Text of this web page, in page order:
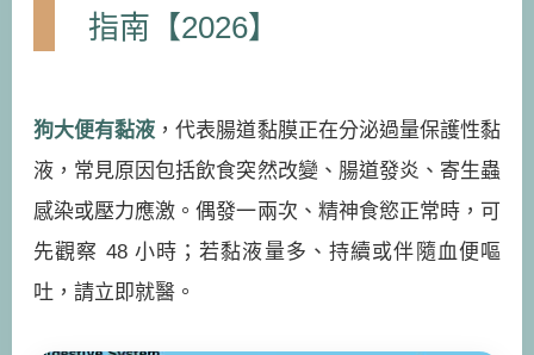
指南【2026】
狗大便有黏液 ，代表腸道黏膜正在分泌過量保護性黏
液，常見原因包括飲食突然改變、腸道發炎、寄生蟲
感染或壓力應激。偶發一兩次、精神食慾正常時，可
先觀察 48 小時；若黏液量多、持續或伴隨血便嘔
吐，請立即就醫。